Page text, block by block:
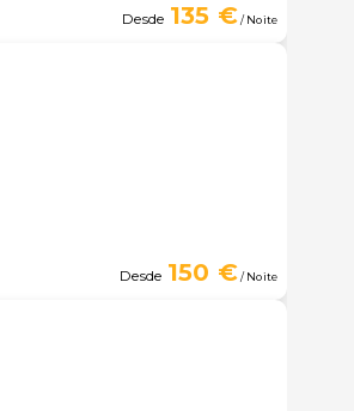
Desde 135 €/ Noite
Desde 150 €/ Noite